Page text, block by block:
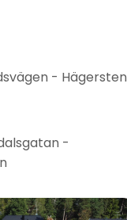
- Hägersten
-